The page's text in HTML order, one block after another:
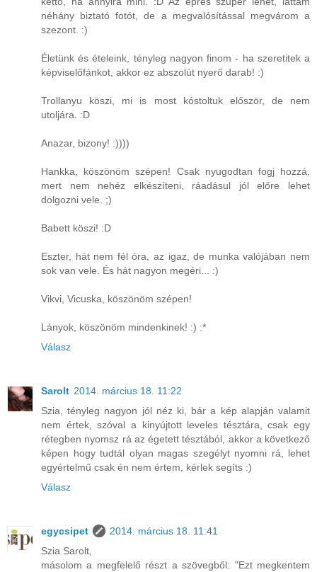
néhány biztató fotót, de a megvalósítással megvárom a
szezont. :)
Életünk és ételeink, tényleg nagyon finom - ha szeretitek a
képviselőfánkot, akkor ez abszolút nyerő darab! :)
Trollanyu köszi, mi is most kóstoltuk először, de nem
utoljára. :D
Anazar, bizony! :))))
Hankka, köszönöm szépen! Csak nyugodtan fogj hozzá,
mert nem nehéz elkészíteni, ráadásul jól előre lehet
dolgozni vele. ;)
Babett köszi! :D
Eszter, hát nem fél óra, az igaz, de munka valójában nem
sok van vele. És hát nagyon megéri... :)
Vikvi, Vicuska, köszönöm szépen!
Lányok, köszönöm mindenkinek! :) :*
Válasz
Sarolt 2014. március 18. 11:22
Szia, tényleg nagyon jól néz ki, bár a kép alapján valamit
nem értek, szóval a kinyújtott leveles tésztára, csak egy
rétegben nyomsz rá az égetett tésztából, akkor a következő
képen hogy tudtál olyan magas szegélyt nyomni rá, lehet
egyértelmű csak én nem értem, kérlek segíts :)
Válasz
egycsipet
2014. március 18. 11:41
Szia Sarolt,
másolom a megfelelő részt a szövegből: "Ezt megkentem